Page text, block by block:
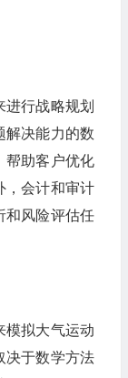
行战略规划
解决能力的数
帮助客户优化
，会计和审计
和风险评估任
模拟大气运动
决于数学方法